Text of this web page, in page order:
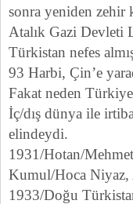
sonra yeniden zehir
Atalık Gazi Devleti
Türkistan nefes
93 Harbi, Çin’e
Fakat neden
İç/dış dünya ile
elindeydi.
1931/Hotan/
Kumul/Hoca Niyaz,
1933/Doğu